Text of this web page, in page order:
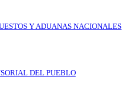
Y ADUANAS NACIONALES
DEL PUEBLO